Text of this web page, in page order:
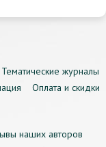
Тематические журналы
Оплата и скидки
наших авторов